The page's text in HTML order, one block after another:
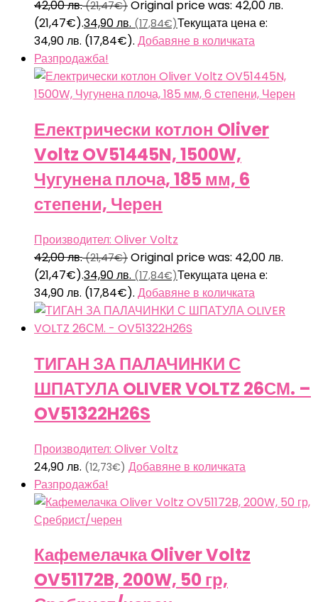
42,00лв.(21,47€) Original price was: 42,00 лв.
(21,47€).34,90лв. (17,84€)Текущата цена е:
34,90 лв. (17,84€). Добавяне в количката
Разпродажба!
Електрически котлон Oliver
Voltz OV51445N, 1500W,
Чугунена плоча, 185 мм, 6
степени, Черен
Производител: Oliver Voltz
42,00лв.(21,47€) Original price was: 42,00 лв.
(21,47€).34,90лв. (17,84€)Текущата цена е:
34,90 лв. (17,84€). Добавяне в количката
ТИГАН ЗА ПАЛАЧИНКИ С
ШПАТУЛА OLIVER VOLTZ 26СМ. –
OV51322H26S
Производител: Oliver Voltz
24,90лв. (12,73€) Добавяне в количката
Разпродажба!
Кафемелачка Oliver Voltz
OV51172B, 200W, 50 гр,